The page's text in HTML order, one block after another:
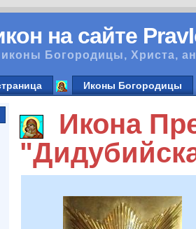
на сайте
Богородицы, Христа,
Иконы Богородицы
Икона